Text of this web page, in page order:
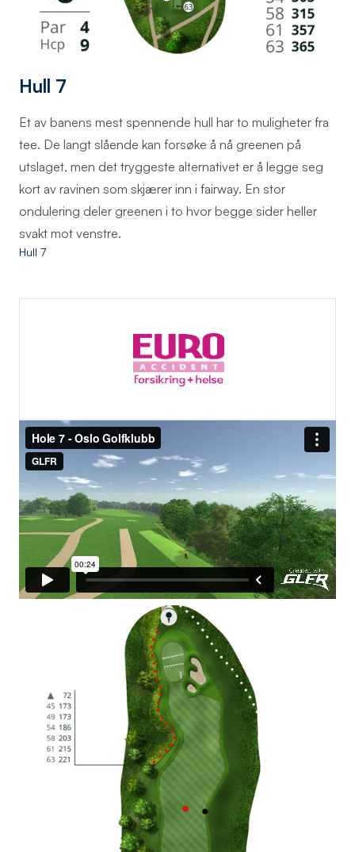
Hull 7
Et av banens mest spennende hull har to muligheter fra
tee. De langt slående kan forsøke å nå greenen på
utslaget, men det tryggeste alternativet er å legge seg
kort av ravinen som skjærer inn i fairway. En stor
ondulering deler greenen i to hvor begge sider heller
svakt mot venstre.
Hull 7